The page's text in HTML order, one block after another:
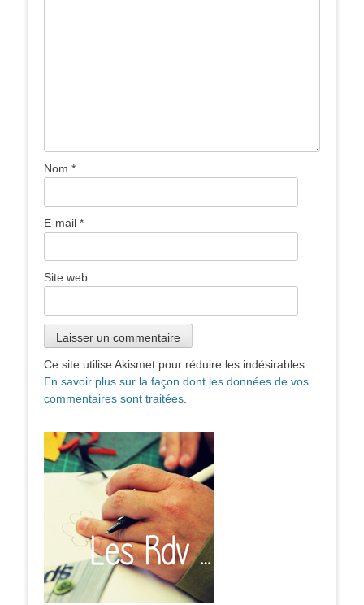
Nom *
E-mail *
Site web
Ce site utilise Akismet pour réduire les indésirables.
En savoir plus sur la façon dont les données de vos
commentaires sont traitées.